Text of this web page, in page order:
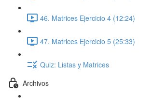
46. Matrices Ejercicio 4 (12:24)
47. Matrices Ejercicio 5 (25:33)
Quiz: Listas y Matrices
Archivos